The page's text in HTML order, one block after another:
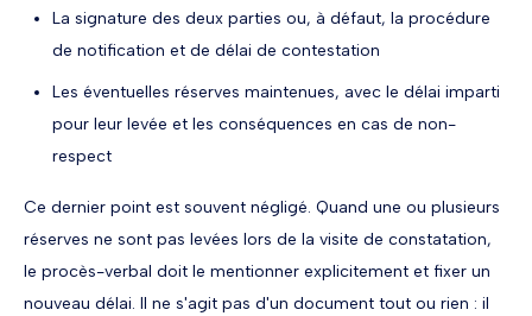
La signature des deux parties ou, à défaut, la procédure
de notification et de délai de contestation
Les éventuelles réserves maintenues, avec le délai imparti
pour leur levée et les conséquences en cas de non-
respect
Ce dernier point est souvent négligé. Quand une ou plusieurs
réserves ne sont pas levées lors de la visite de constatation,
le procès-verbal doit le mentionner explicitement et fixer un
nouveau délai. Il ne s'agit pas d'un document tout ou rien : il